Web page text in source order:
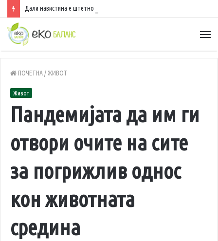
Дали навистина е штетно да спиете со вклучен вентилатор?
ПОЧЕТНА/ЖИВОТ
Живот
Пандемијата да им ги
отвори очите на сите
за погрижлив однос
кон животната
средина